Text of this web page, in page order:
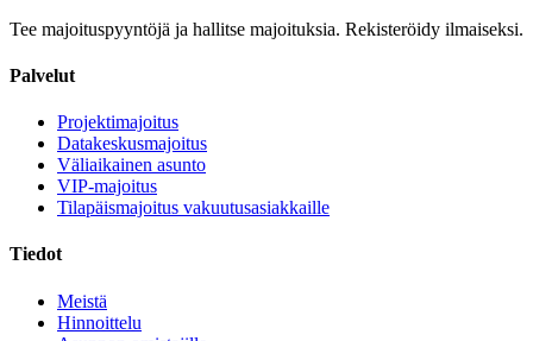
Tee majoituspyyntöjä ja hallitse majoituksia. Rekisteröidy ilmaiseksi.
Palvelut
Projektimajoitus
Datakeskusmajoitus
Väliaikainen asunto
VIP-majoitus
Tilapäismajoitus vakuutusasiakkaille
Tiedot
Meistä
Hinnoittelu